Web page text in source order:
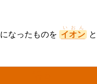
になったものを イオン
いおん
と